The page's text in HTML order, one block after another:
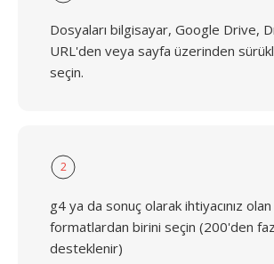
Dosyaları bilgisayar, Google Drive,
URL'den veya sayfa üzerinden
seçin.
2
g4 ya da sonuç olarak ihtiyacınız
formatlardan birini seçin (200'den
desteklenir)